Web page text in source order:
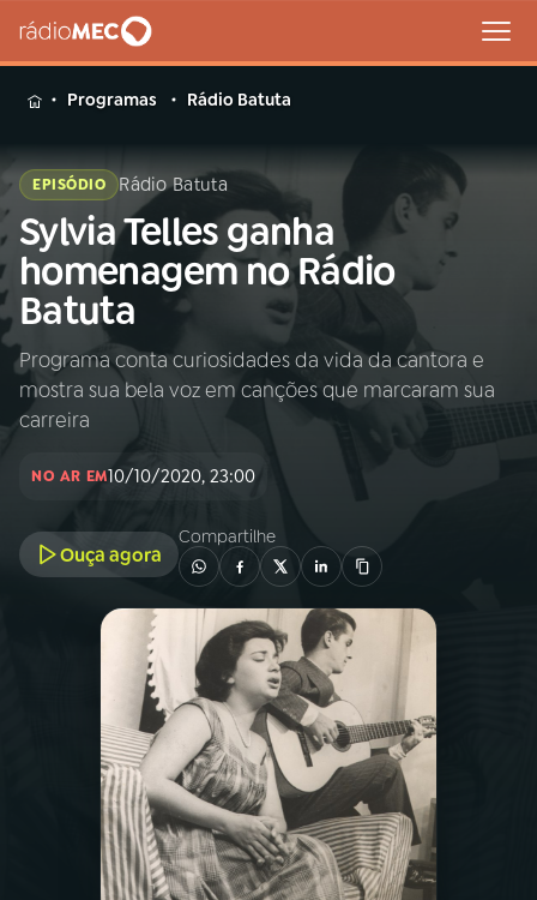
MENU
Buscar
na
Rádio
MEC
Buscar
Início AO VIVO
PROGRAMAS
PODCASTS
VIDEOCASTS
Programas Rádio Batuta
EPISÓDIO Rádio Batuta
Sylvia Telles ganha
homenagem no Rádio
Batuta
Programa conta curiosidades da vida da cantora e
mostra sua bela voz em canções que marcaram sua
carreira
NO AR EM10/10/2020, 23:00
Ouça agora
Compartilhe